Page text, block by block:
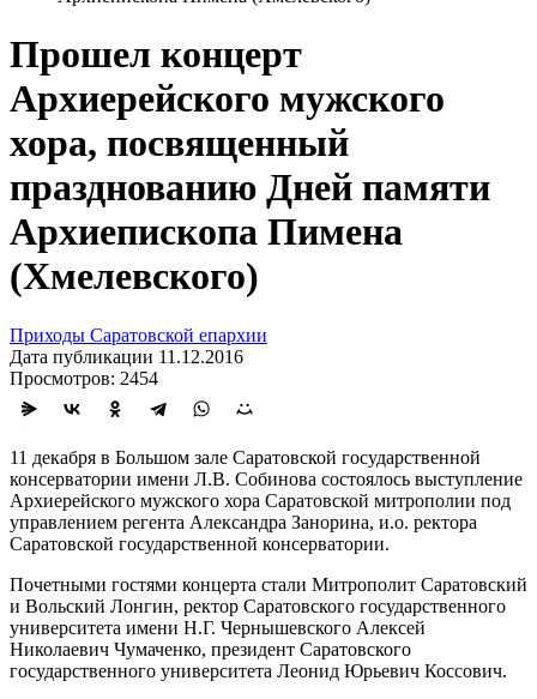
Прошел концерт
Архиерейского мужского
хора, посвященный
празднованию Дней памяти
Архиепископа Пимена
(Хмелевского)
Приходы Саратовской епархии
Дата публикации 11.12.2016
Просмотров: 2454
11 декабря в Большом зале Саратовской государственной
консерватории имени Л.В. Собинова состоялось выступление
Архиерейского мужского хора Саратовской митрополии под
управлением регента Александра Занорина, и.о. ректора
Саратовской государственной консерватории.
Почетными гостями концерта стали Митрополит Саратовский
и Вольский Лонгин, ректор Саратовского государственного
университета имени Н.Г. Чернышевского Алексей
Николаевич Чумаченко, президент Саратовского
государственного университета Леонид Юрьевич Коссович.